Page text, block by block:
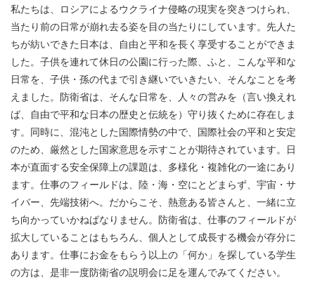
私たちは、ロシアによるウクライナ侵略の現実を突きつけられ、
当たり前の日常が崩れ去る姿を目の当たりにしています。先人た
ちが紡いできた日本は、自由と平和を長く享受することができま
した。子供を連れて休日の公園に行った際、ふと、こんな平和な
日常を、子供・孫の代まで引き継いでいきたい、そんなことを考
えました。防衛省は、そんな日常を、人々の営みを（言い換えれ
ば、自由で平和な日本の歴史と伝統を）守り抜くために存在しま
す。同時に、混沌とした国際情勢の中で、国際社会の平和と安定
のため、厳然とした国家意思を示すことが期待されています。日
本が直面する安全保障上の課題は、多様化・複雑化の一途にあり
ます。仕事のフィールドは、陸・海・空にとどまらず、宇宙・サ
イバー、先端技術へ。だからこそ、熱意ある皆さんと、一緒に立
ち向かっていかねばなりません。防衛省は、仕事のフィールドが
拡大していることはもちろん、個人として成長する機会が存分に
あります。仕事にお金をもらう以上の「何か」を探している学生
の方は、是非一度防衛省の説明会に足を運んでみてください。